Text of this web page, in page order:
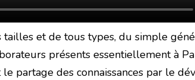
et de tous types, du simple
présents essentiellement à
partage des connaissances par le